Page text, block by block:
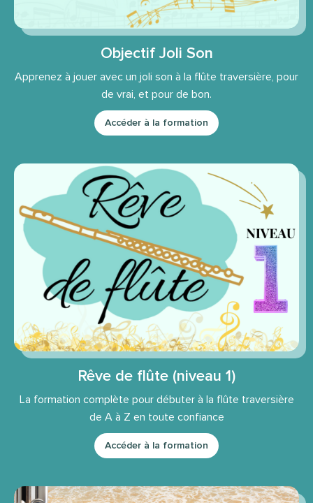
Objectif Joli Son
Apprenez à jouer avec un joli son à la flûte traversière, pour
de vrai, et pour de bon.
Accéder à la formation
Rêve de flûte (niveau 1)
La formation complète pour débuter à la flûte traversière
de A à Z en toute confiance
Accéder à la formation